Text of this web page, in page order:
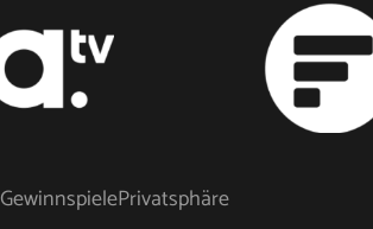
GewinnspielePrivatsphäre